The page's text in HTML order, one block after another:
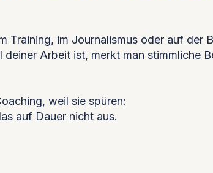
Training, im Journalismus oder auf der
deiner Arbeit ist, merkt man stimmliche
weil sie spüren:
auf Dauer nicht aus.